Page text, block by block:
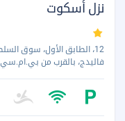
نزل أسكوت
فاليدج، بالقرب من بي.ام.سي